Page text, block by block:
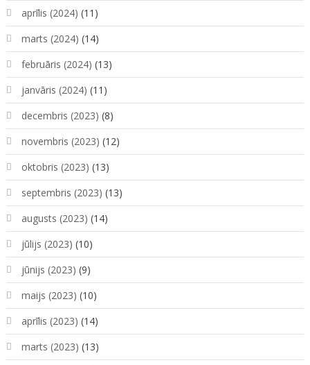
aprīlis (2024) (11)
marts (2024) (14)
februāris (2024) (13)
janvāris (2024) (11)
decembris (2023) (8)
novembris (2023) (12)
oktobris (2023) (13)
septembris (2023) (13)
augusts (2023) (14)
jūlijs (2023) (10)
jūnijs (2023) (9)
maijs (2023) (10)
aprīlis (2023) (14)
marts (2023) (13)